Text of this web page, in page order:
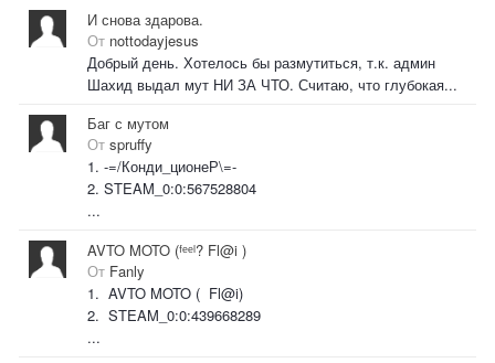
И снова здарова.
От nottodayjesus
Добрый день. Хотелось бы размутиться, т.к. админ
Шахид выдал мут НИ ЗА ЧТО. Считаю, что глубокая...
Баг с мутом
От spruffy
1. -=/Конди_ционеР\=-
2. STEAM_0:0:567528804
...
AVTO MOTO (ᶠᵉᵉˡ? Fl@i )
От Fanly
1. AVTO MOTO ( Fl@i)
2. STEAM_0:0:439668289
...